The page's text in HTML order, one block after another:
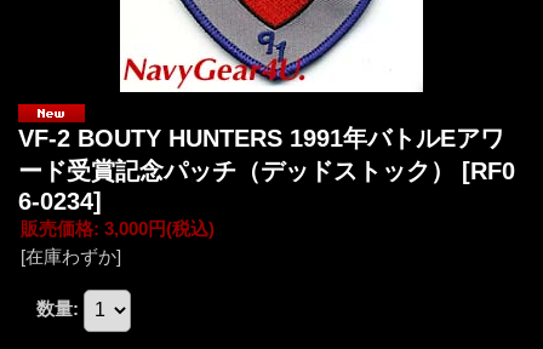
VF-2 BOUTY HUNTERS 1991年バトルEアワ
ード受賞記念パッチ（デッドストック） [RF0
6-0234]
販売価格: 3,000円(税込)
[在庫わずか]
数量: